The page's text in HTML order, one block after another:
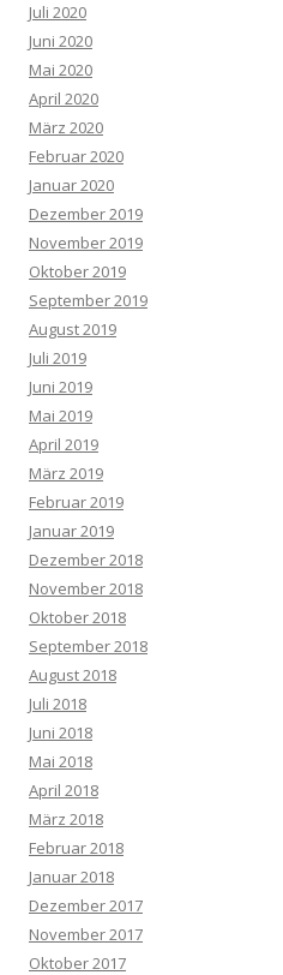
Juli 2020
Juni 2020
Mai 2020
April 2020
März 2020
Februar 2020
Januar 2020
Dezember 2019
November 2019
Oktober 2019
September 2019
August 2019
Juli 2019
Juni 2019
Mai 2019
April 2019
März 2019
Februar 2019
Januar 2019
Dezember 2018
November 2018
Oktober 2018
September 2018
August 2018
Juli 2018
Juni 2018
Mai 2018
April 2018
März 2018
Februar 2018
Januar 2018
Dezember 2017
November 2017
Oktober 2017